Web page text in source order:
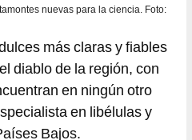
nuevas para la ciencia. Foto:
más claras y fiables
diablo de la región, con
en ningún otro
en libélulas y
Bajos.